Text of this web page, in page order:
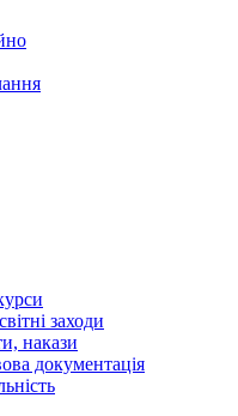
заходи
накази
документація